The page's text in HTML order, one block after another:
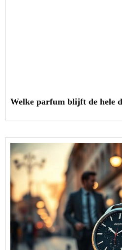
Welke parfum blijft de hele